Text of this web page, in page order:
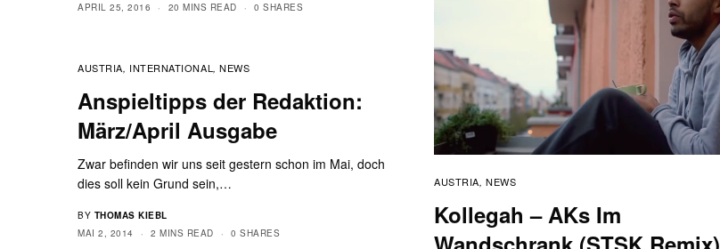
APRIL 25, 2016
20 MINS READ 0 SHARES
AUSTRIA, NEWS
Kollegah – AKs Im
AUSTRIA, INTERNATIONAL,NEWS
Anspieltipps der Redaktion:
März/April Ausgabe
Zwar befinden wir uns seit gestern schon im Mai, doch
dies soll kein Grund sein,…
BY THOMAS KIEBL
MAI 2, 2014
2 MINS READ 0 SHARES